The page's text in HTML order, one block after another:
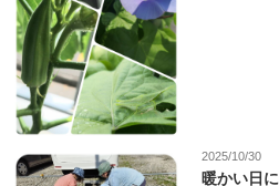
2025/10/30
暖かい日に